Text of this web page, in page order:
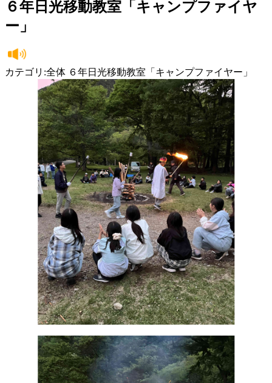
６年日光移動教室「キャンプファイヤ
ー」
カテゴリ:全体 ６年日光移動教室「キャンプファイヤー」